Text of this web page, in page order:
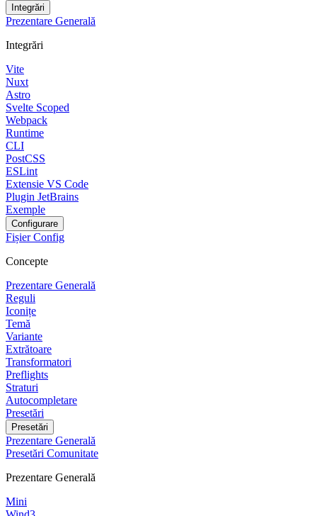
Integrări
Prezentare Generală
Integrări
Vite
Nuxt
Astro
Svelte Scoped
Webpack
Runtime
CLI
PostCSS
ESLint
Extensie VS Code
Plugin JetBrains
Exemple
Configurare
Fișier Config
Concepte
Prezentare Generală
Reguli
Iconițe
Temă
Variante
Extrătoare
Transformatori
Preflights
Straturi
Autocompletare
Presetări
Presetări
Prezentare Generală
Presetări Comunitate
Prezentare Generală
Mini